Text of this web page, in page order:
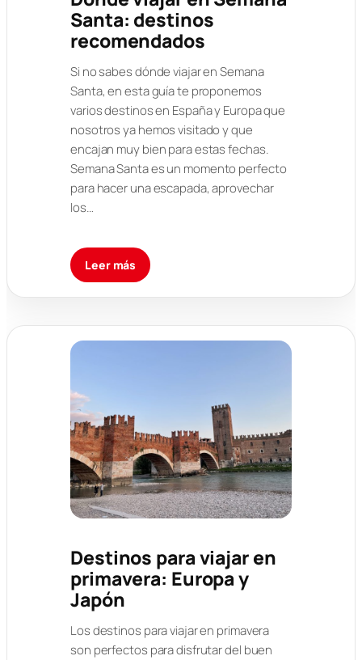
Santa: destinos
recomendados
Si no sabes dónde viajar en Semana
Santa, en esta guía te proponemos
varios destinos en España y Europa que
nosotros ya hemos visitado y que
encajan muy bien para estas fechas.
Semana Santa es un momento perfecto
para hacer una escapada, aprovechar
los…
Leer más
Destinos para viajar en
primavera: Europa y
Japón
Los destinos para viajar en primavera
son perfectos para disfrutar del buen